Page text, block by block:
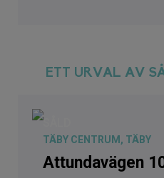
ETT URVAL AV
SÅLD
Attundavägen
TÄBY CENTRUM, TÄBY